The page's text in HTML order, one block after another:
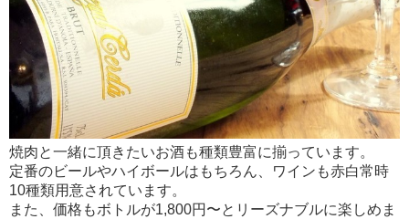
焼肉と一緒に頂きたいお酒も種類豊富に揃っています。
定番のビールやハイボールはもちろん、ワインも赤白常時
10種類用意されています。
また、価格もボトルが1,800円〜とリーズナブルに楽しめま